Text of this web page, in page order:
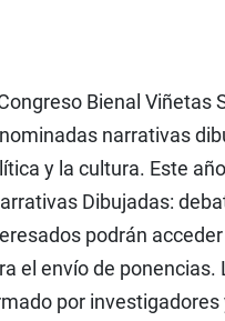
Bienal Viñetas
narrativas
y la cultura. Este
Dibujadas:
podrán
el envío de
por investigadores